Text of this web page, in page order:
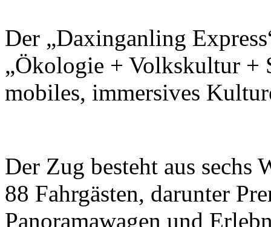
Der „Daxinganling
„Ökologie + Volkskultur +
mobiles, immersives
Der Zug besteht aus sechs
88 Fahrgästen, darunter
Panoramawagen und